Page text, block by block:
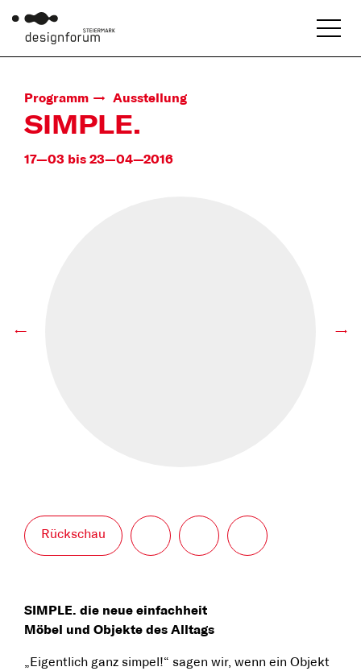
Programm Ausstellung
SIMPLE.
17—03 bis 23—04—2016
← →
Rückschau
SIMPLE. die neue einfachheit
Möbel und Objekte des Alltags
„Eigentlich ganz simpel!“ sagen wir, wenn ein Objekt